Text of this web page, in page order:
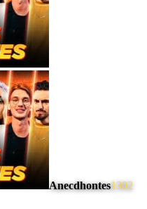
Anecdhontes1302